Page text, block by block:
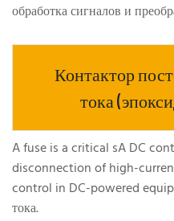
обработка сигналов и
Контактор
тока
A fuse is a critical sA DC
disconnection of high-
control in DC-powered
тока.